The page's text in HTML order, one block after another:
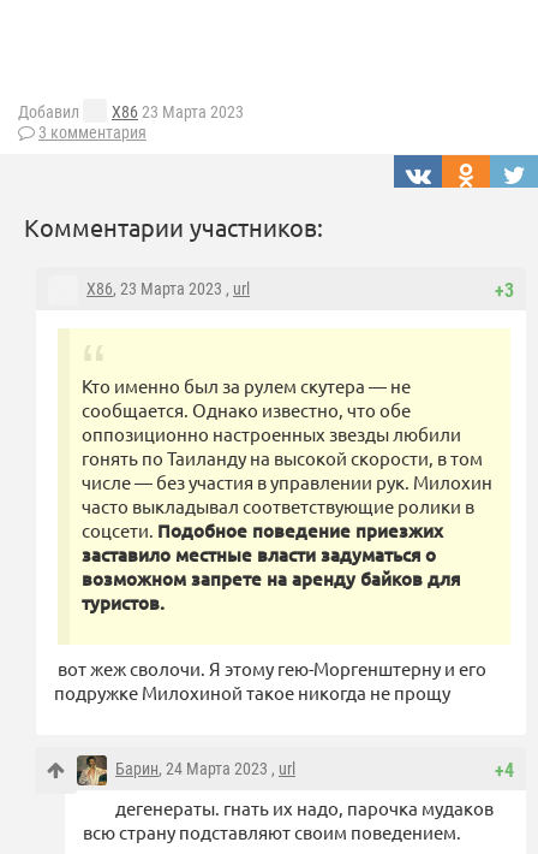
Добавил X8623 Марта 2023
3 комментария
Комментарии участников:
+3
X86, 23 Марта 2023 , url
Кто именно был за рулем скутера — не
сообщается. Однако известно, что обе
оппозиционно настроенных звезды любили
гонять по Таиланду на высокой скорости, в том
числе — без участия в управлении рук. Милохин
часто выкладывал соответствующие ролики в
соцсети. Подобное поведение приезжих
заставило местные власти задуматься о
возможном запрете на аренду байков для
туристов.
вот жеж сволочи. Я этому гею-Моргенштерну и его
подружке Милохиной такое никогда не прощу
+4
Барин, 24 Марта 2023 , url
дегенераты. гнать их надо, парочка мудаков
всю страну подставляют своим поведением.